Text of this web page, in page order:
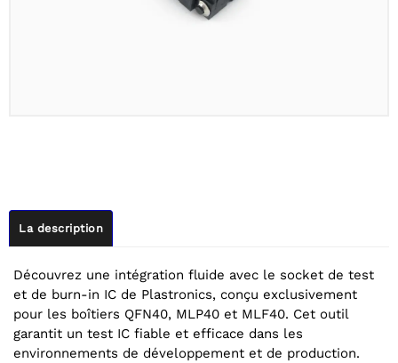
La description
Découvrez une intégration fluide avec le socket de test
et de burn-in IC de Plastronics, conçu exclusivement
pour les boîtiers QFN40, MLP40 et MLF40. Cet outil
garantit un test IC fiable et efficace dans les
environnements de développement et de production.